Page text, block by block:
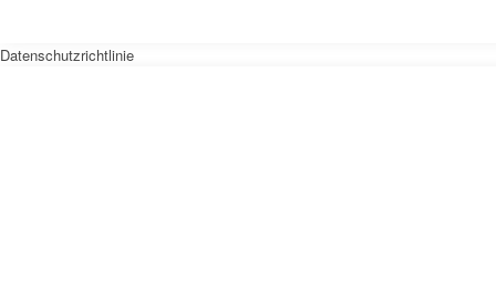
Datenschutzrichtlinie